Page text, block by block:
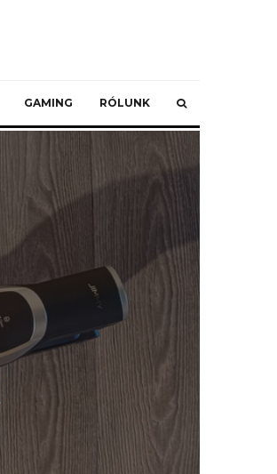
GAMING RÓLUNK